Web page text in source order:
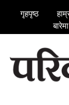
गृहपृष्ठ
बारेमा